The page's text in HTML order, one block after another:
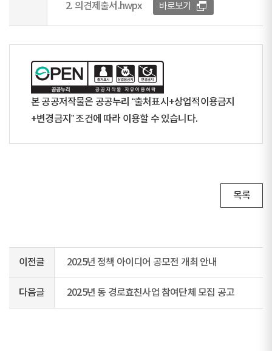
2. 의견제출서.hwpx 바로보기
본 공공저작물은 공공누리 “출처표시+상업적이용금지
+변경금지” 조건에 따라 이용할 수 있습니다.
목록
이전글 2025년 정책 아이디어 공모전 개최 안내
다음글 2025년 동 경로효친사업 참여단체 모집 공고